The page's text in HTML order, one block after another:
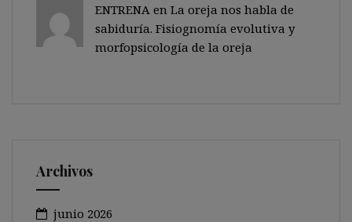
ENTRENA en La oreja nos habla de
sabiduría. Fisiognomía evolutiva y
morfopsicología de la oreja
Archivos
junio 2026